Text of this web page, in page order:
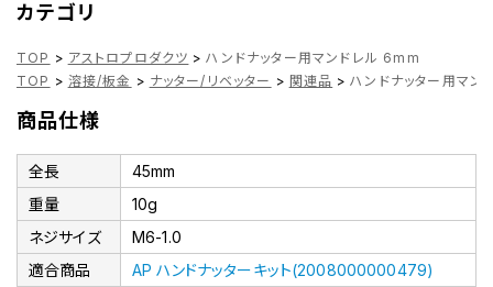
カテゴリ
TOP > アストロプロダクツ > ハンドナッター用マンドレル 6mm
TOP > 溶接/板金 > ナッター/リベッター > 関連品 > ハンドナッター用マン
商品仕様
全長
45mm
重量
10g
ネジサイズ
M6-1.0
適合商品
AP ハンドナッターキット(2008000000479)